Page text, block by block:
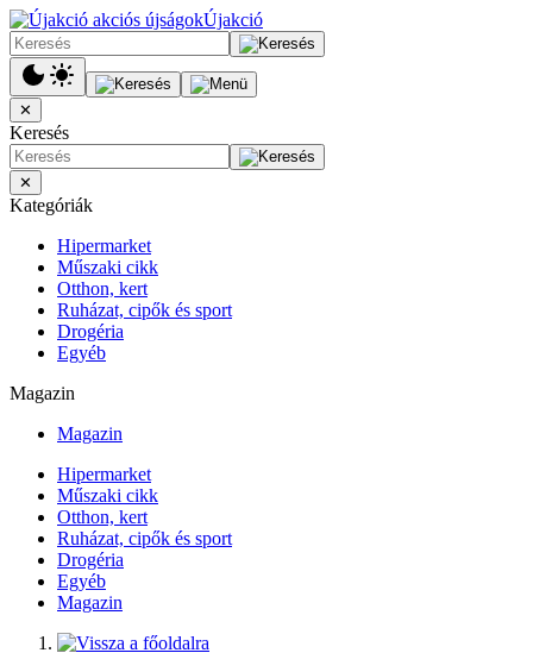
Újakció
✕
Keresés
✕
Kategóriák
Hipermarket
Műszaki cikk
Otthon, kert
Ruházat, cipők és sport
Drogéria
Egyéb
Magazin
Magazin
Hipermarket
Műszaki cikk
Otthon, kert
Ruházat, cipők és sport
Drogéria
Egyéb
Magazin